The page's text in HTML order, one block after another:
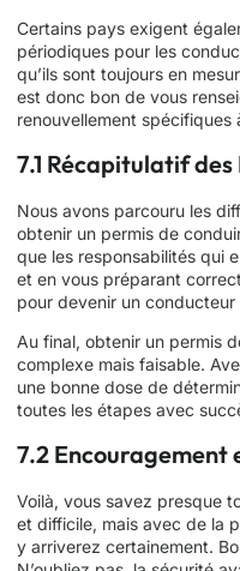
Certains pays exigent
périodiques pour les
qu’ils sont toujours en
est donc bon de vous
renouvellement spécifiques
7.1 Récapitulatif des
Nous avons parcouru les
obtenir un permis de
que les responsabilités qui
et en vous préparant
pour devenir un
Au final, obtenir un permis
complexe mais faisable.
une bonne dose de
toutes les étapes avec
7.2 Encouragement
Voilà, vous savez presque
et difficile, mais avec de la
y arriverez certainement.